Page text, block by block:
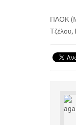
ΠΑΟΚ
Τζέλου,